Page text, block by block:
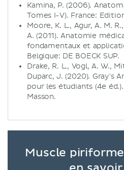
Kamina, P. (2006).
Tomes I-V). France:
Moore, K. L., Agur, A. M.
A. (2011). Anatomie
fondamentaux et
Belgique: DE BOECK SUP.
Drake, R. L., Vogl, A. W.,
Duparc, J. (2020). Gray's
pour les étudiants (4e
Masson.
Muscle